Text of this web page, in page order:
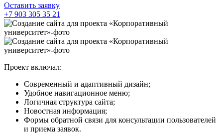
Оставить заявку
+7 903 305 35 21
Проект включал:
Современный и адаптивный дизайн;
Удобное навигационное меню;
Логичная структура сайта;
Новостная информация;
Формы обратной связи для консультации пользователей
и приема заявок.